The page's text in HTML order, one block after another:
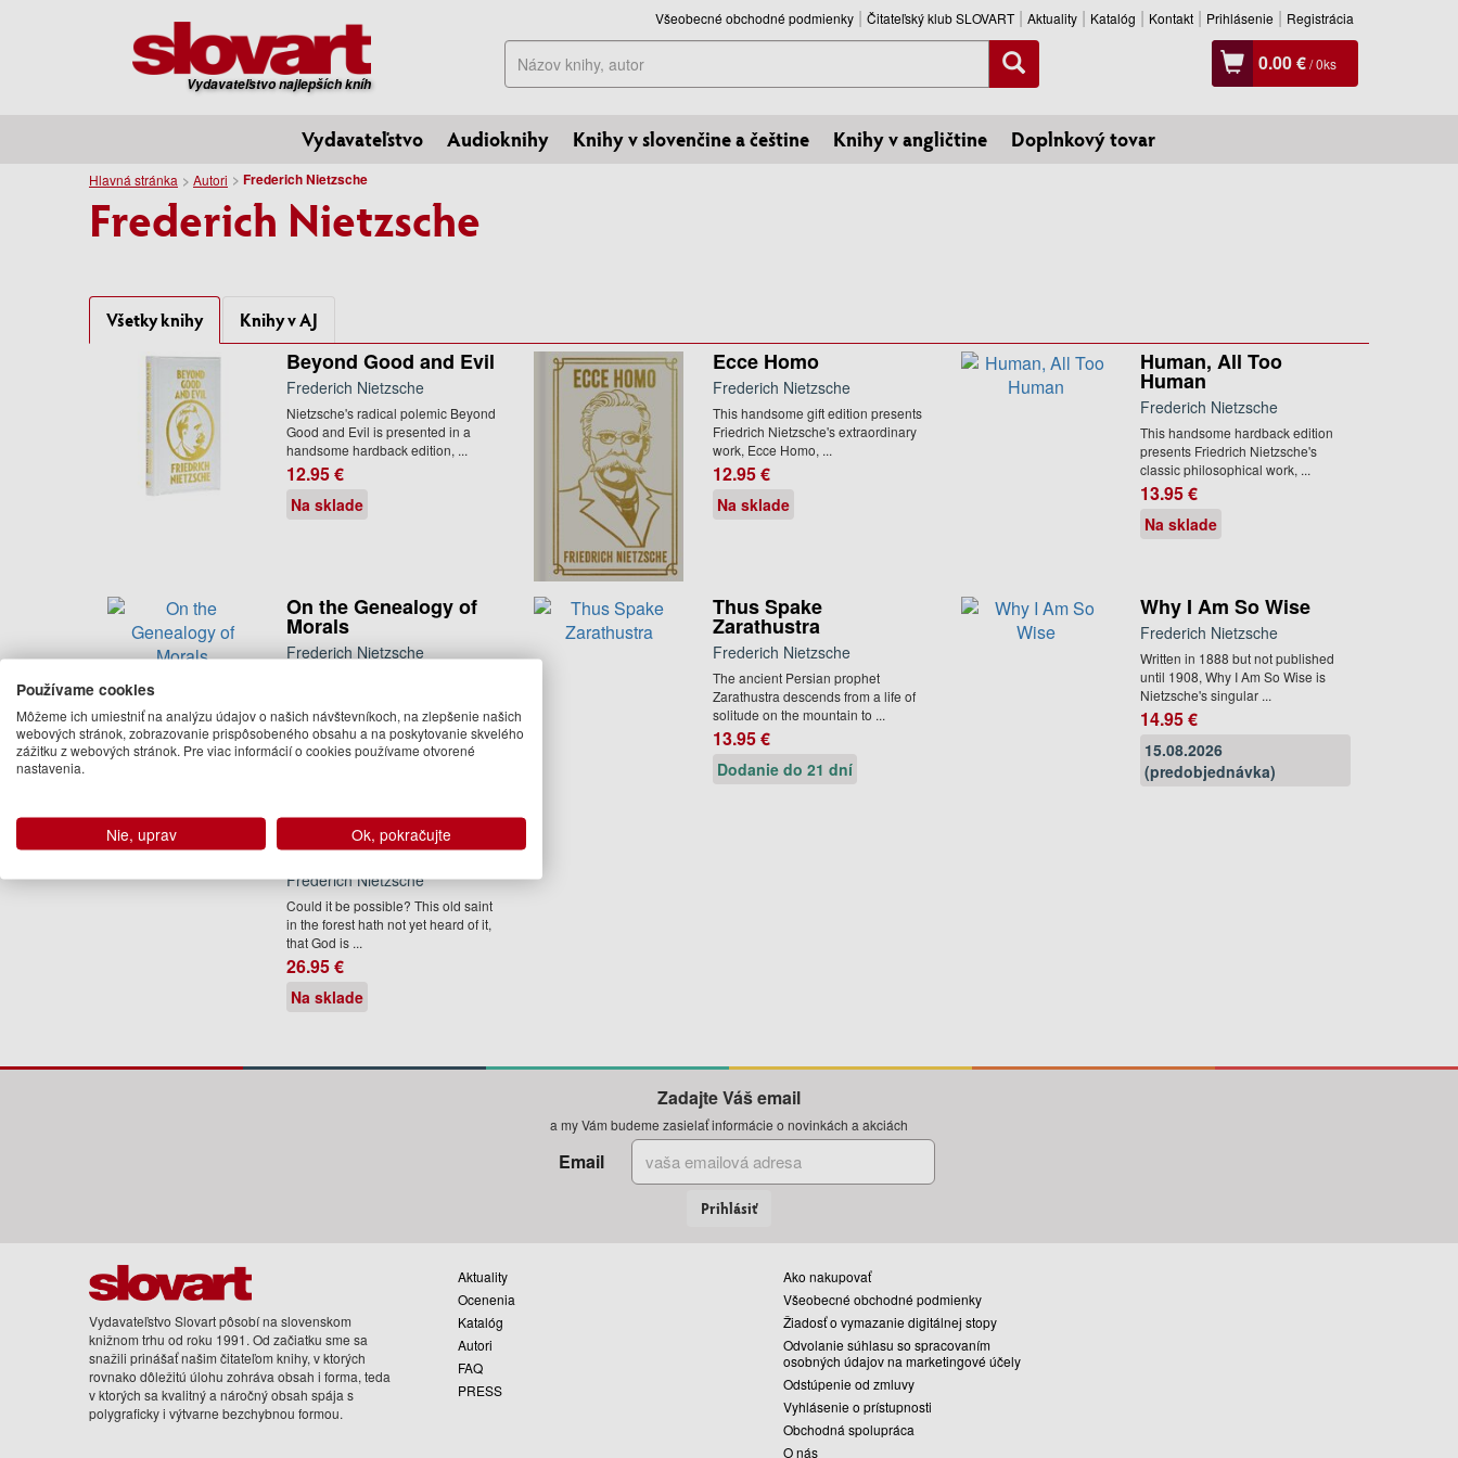
Vydavateľstvo najlepších kníh
Všeobecné obchodné podmienky Čitateľský klub SLOVART Aktuality Katalóg Kontakt Prihlásenie Registrácia
Hľadať 0.00 €/0ks
Vydavateľstvo Audioknihy Knihy v slovenčine a češtine Knihy v angličtine Doplnkový tovar
Hlavná stránka Autori Frederich Nietzsche
Frederich Nietzsche
Všetky knihy Knihy v AJ
Beyond Good and Evil
Frederich Nietzsche
Nietzsche's radical polemic Beyond
Good and Evil is presented in a
handsome hardback edition, ...
12.95 €
Na sklade
Ecce Homo
Frederich Nietzsche
This handsome gift edition presents
Friedrich Nietzsche's extraordinary
work, Ecce Homo, ...
12.95 €
Na sklade
Human, All Too
Human
Frederich Nietzsche
This handsome hardback edition
presents Friedrich Nietzsche's
classic philosophical work, ...
13.95 €
Na sklade
On the Genealogy of
Morals
Frederich Nietzsche
classic philosophical work, ...
13.95 €
Thus Spake
Zarathustra
Frederich Nietzsche
The ancient Persian prophet
Zarathustra descends from a life of
solitude on the mountain to ...
13.95 €
Dodanie do 21 dní
Why I Am So Wise
Frederich Nietzsche
Written in 1888 but not published
until 1908, Why I Am So Wise is
Nietzsche's singular ...
14.95 €
15.08.2026
(predobjednávka)
World Classics
Library: Friedrich
Nietzsche
Frederich Nietzsche
Could it be possible? This old saint
in the forest hath not yet heard of it,
that God is ...
26.95 €
Na sklade
Zadajte Váš email
a my Vám budeme zasielať informácie o novinkách a akciách
Email
Prihlásiť
Vydavateľstvo Slovart pôsobí na slovenskom
knižnom trhu od roku 1991. Od začiatku sme sa
snažili prinášať našim čitateľom knihy, v ktorých
rovnako dôležitú úlohu zohráva obsah i forma, teda
v ktorých sa kvalitný a náročný obsah spája s
polygraficky i výtvarne bezchybnou formou.
Aktuality
Ocenenia
Katalóg
Autori
FAQ
PRESS
Ako nakupovať
Všeobecné obchodné podmienky
Žiadosť o vymazanie digitálnej stopy
Odvolanie súhlasu so spracovaním
osobných údajov na marketingové účely
Odstúpenie od zmluvy
Vyhlásenie o prístupnosti
Obchodná spolupráca
O nás
Používame cookies
Môžeme ich umiestniť na analýzu údajov o našich návštevníkoch, na zlepšenie našich
webových stránok, zobrazovanie prispôsobeného obsahu a na poskytovanie skvelého
zážitku z webových stránok. Pre viac informácií o cookies používame otvorené
nastavenia.
Nie, uprav Ok, pokračujte